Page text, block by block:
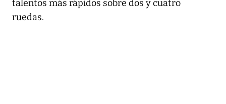
talentos más rápidos sobre dos y cuatro
ruedas.